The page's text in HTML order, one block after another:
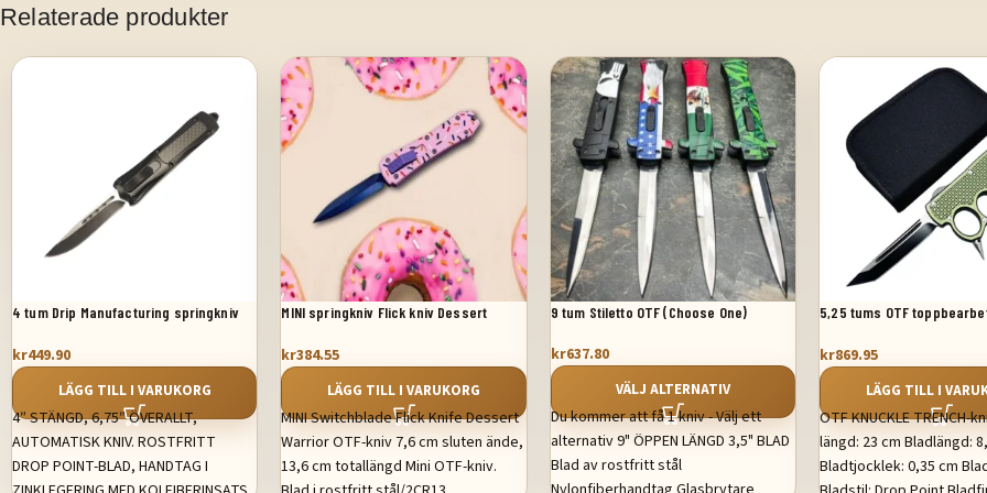
Relaterade produkter
4 tum Drip Manufacturing springkniv
kr449.90
LÄGG TILL I VARUKORG
4″ STÄNGD, 6,75″ ÖVERALLT,
AUTOMATISK KNIV. ROSTFRITT
DROP POINT-BLAD, HANDTAG I
MINI springkniv Flick kniv Dessert
kr384.55
LÄGG TILL I VARUKORG
MINI Switchblade Flick Knife Dessert
Warrior OTF-kniv 7,6 cm sluten ände,
13,6 cm totallängd Mini OTF-kniv.
9 tum Stiletto OTF (Choose One)
kr637.80
VÄLJ ALTERNATIV
Du kommer att få 1 kniv - Välj ett
alternativ 9" ÖPPEN LÄNGD 3,5" BLAD
Blad av rostfritt stål
5,25 tums OTF
kr869.95
LÄGG TILL I
OTF KNUCKLE TRENCH-
längd: 23 cm Bladlängd:
Bladtjocklek: 0,35 cm